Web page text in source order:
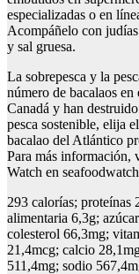
especializadas o en
Acompáñelo con
y sal gruesa.
La sobrepesca y la
número de bacalaos
Canadá y han
pesca sostenible, elija
bacalao del Atlántico
Para más información,
Watch en
293 calorías; proteínas
alimentaria 6,3g;
colesterol 66,3mg;
21,4mcg; calcio
511,4mg; sodio